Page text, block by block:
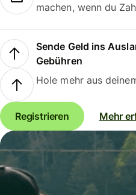
machen, wenn du
Sende Geld ins
Gebühren
Hole mehr aus
Registrieren Mehr